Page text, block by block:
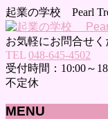
起業の学校 Pearl
お気軽にお問合せく
TEL 048-645-4502
受付時間：10:00～
不定休
MENU